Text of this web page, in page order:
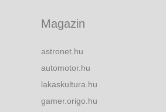
Magazin
astronet.hu
automotor.hu
lakaskultura.hu
gamer.origo.hu